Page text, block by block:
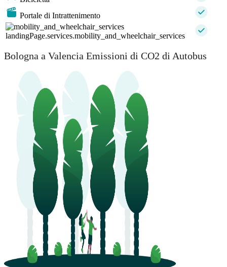
Portale di Intrattenimento
landingPage.services.mobility_and_wheelchair_services
Bologna a Valencia Emissioni di CO2 di Autobus